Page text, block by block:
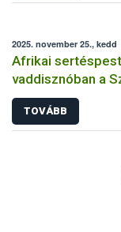
2025. november 25., kedd
Afrikai
vaddisznóban a
TOVÁBB